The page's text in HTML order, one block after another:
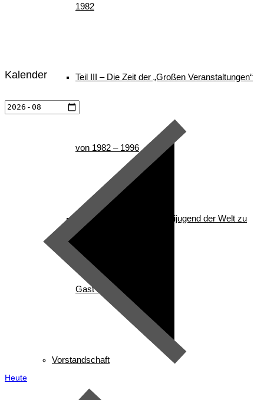
1982
Teil III – Die Zeit der „Großen Veranstaltungen“
von 1982 – 1996
Teil IV – Die nordische Skijugend der Welt zu
Gast in Reit im Winkl
Vorstandschaft
Kalender
Heute